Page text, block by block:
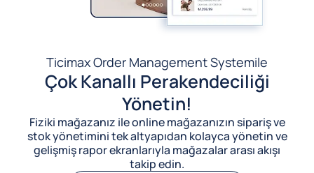
Ticimax Order Management Systemile
Çok Kanallı Perakendeciliği
Yönetin!
Fiziki mağazanız ile online mağazanızın sipariş ve
stok yönetimini tek altyapıdan kolayca yönetin ve
gelişmiş rapor ekranlarıyla mağazalar arası akışı
takip edin.